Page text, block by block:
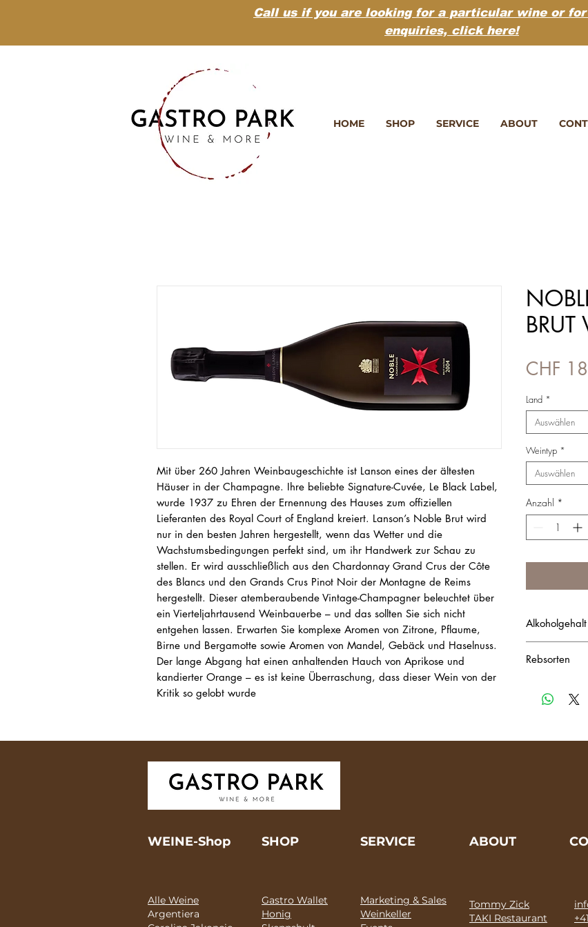
Call us if you are looking for a particular wine or
enquiries, click here!
HOME SHOP SERVICE ABOUT
Mit über 260 Jahren Weinbaugeschichte ist Lanson eines der ältesten
Häuser in der Champagne. Ihre beliebte Signature-Cuvée, Le Black Label,
wurde 1937 zu Ehren der Ernennung des Hauses zum offiziellen
Lieferanten des Royal Court of England kreiert. Lanson’s Noble Brut wird
nur in den besten Jahren hergestellt, wenn das Wetter und die
Wachstumsbedingungen perfekt sind, um ihr Handwerk zur Schau zu
stellen. Er wird ausschließlich aus den Chardonnay Grand Crus der Côte
des Blancs und den Grands Crus Pinot Noir der Montagne de Reims
hergestellt. Dieser atemberaubende Vintage-Champagner beleuchtet über
ein Vierteljahrtausend Weinbauerbe – und das sollten Sie sich nicht
entgehen lassen. Erwarten Sie komplexe Aromen von Zitrone, Pflaume,
Birne und Bergamotte sowie Aromen von Mandel, Gebäck und Haselnuss.
Der lange Abgang hat einen anhaltenden Hauch von Aprikose und
kandierter Orange – es ist keine Überraschung, dass dieser Wein von der
Kritik so gelobt wurde
CHF
Land *
Auswählen
Weintyp *
Auswählen
Anzahl *
Alkoholgehalt
Rebsorten
WEINE-Shop SHOP SERVICE ABOUT
Alle Weine
Argentiera
Gastro Wallet
Honig
Marketing & Sales
Weinkeller
Tommy Zick
TAKI Restaurant